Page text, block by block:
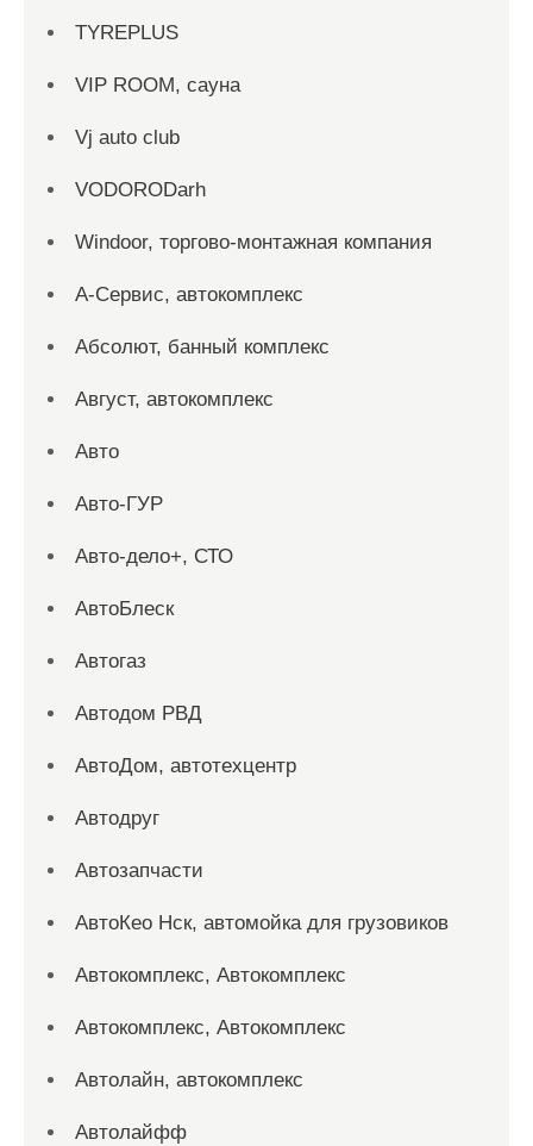
TYREPLUS
VIP ROOM, сауна
Vj auto club
VODORODarh
Windoor, торгово-монтажная компания
А-Сервис, автокомплекс
Абсолют, банный комплекс
Август, автокомплекс
Авто
Авто-ГУР
Авто-дело+, СТО
АвтоБлеск
Автогаз
Автодом РВД
АвтоДом, автотехцентр
Автодруг
Автозапчасти
АвтоКео Нск, автомойка для грузовиков
Автокомплекс, Автокомплекс
Автокомплекс, Автокомплекс
Автолайн, автокомплекс
Автолайфф